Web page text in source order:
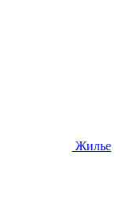
Жилье